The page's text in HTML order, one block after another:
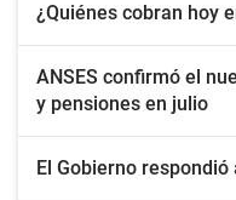
¿Quiénes cobran hoy
ANSES confirmó el
y pensiones en julio
El Gobierno respondió